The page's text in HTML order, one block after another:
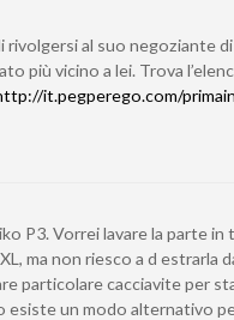
rivolgersi al suo negoziante
più vicino a lei. Trova
it.pegperego.com/
P3. Vorrei lavare la parte in
ma non riesco a d estrarla
particolare cacciavite per
esiste un modo alternativo